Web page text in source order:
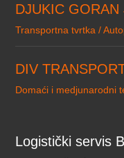
DJUKIC GORAN
Transportna tvrtka /
DIV
Domaći i medjunarodni
Logistički servis